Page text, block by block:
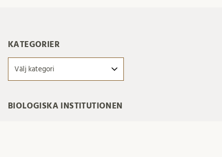
KATEGORIER
BIOLOGISKA INSTITUTIONEN